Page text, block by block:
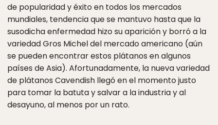
de popularidad y éxito en todos los mercados
mundiales, tendencia que se mantuvo hasta que la
susodicha enfermedad hizo su aparición y borró a la
variedad Gros Michel del mercado americano (aún
se pueden encontrar estos plátanos en algunos
países de Asia). Afortunadamente, la nueva variedad
de plátanos Cavendish llegó en el momento justo
para tomar la batuta y salvar a la industria y al
desayuno, al menos por un rato.